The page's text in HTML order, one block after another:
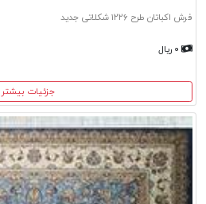
فرش اکباتان طرح ۱۲۲۶ شکلاتی جدید
جزئیات بیشتر